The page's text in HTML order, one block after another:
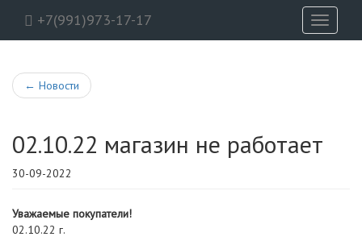
+7(991)973-17-17
Toggle
← Новости
02.10.22 магазин не работает
30-09-2022
Уважаемые покупатели!
02.10.22 г.